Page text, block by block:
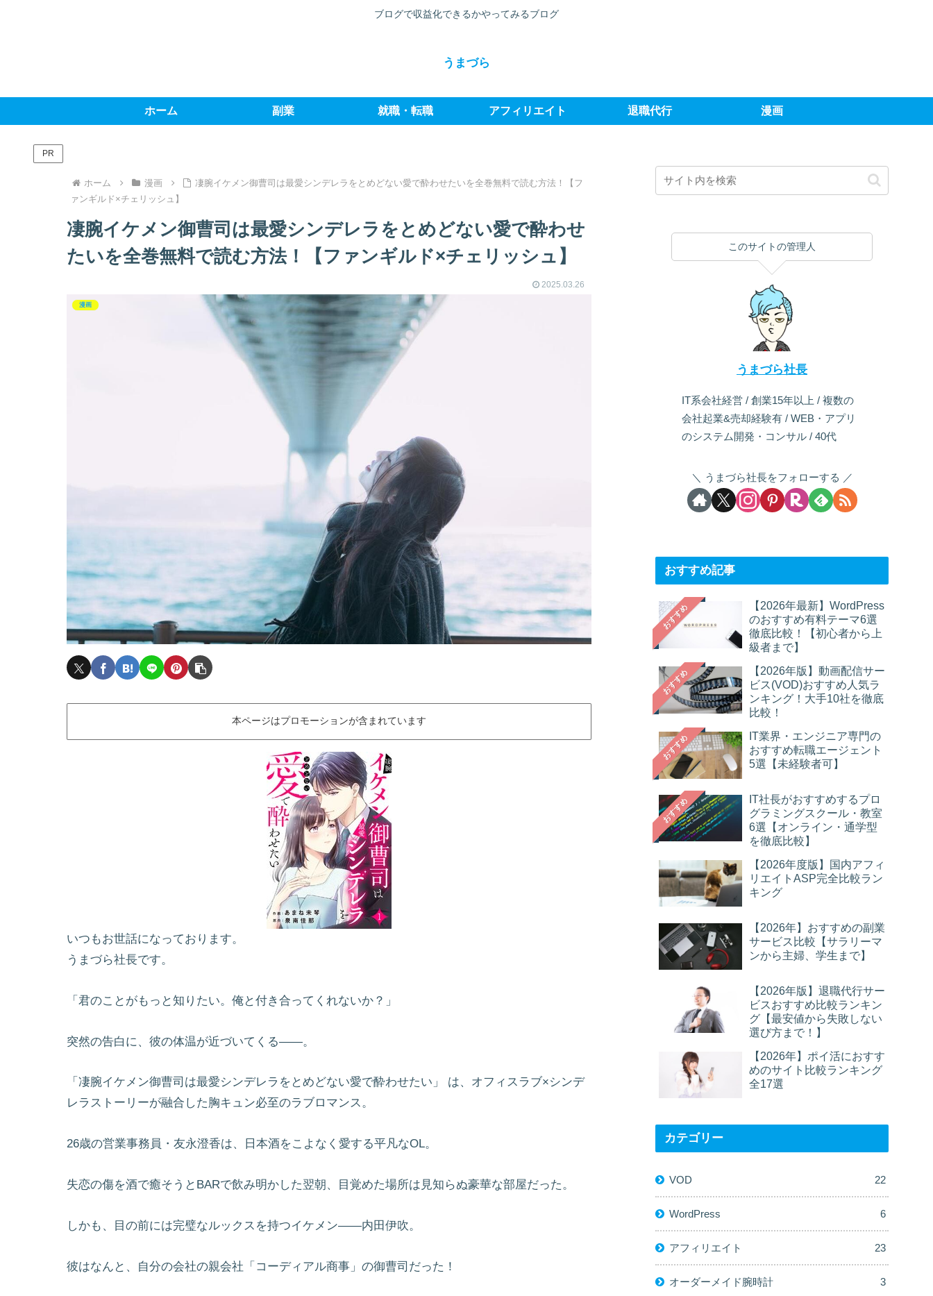
ブログで収益化できるかやってみるブログ
うまづら
ホーム 副業 就職・転職 アフィリエイト 退職代行 漫画
PR
ホーム 漫画
凄腕イケメン御曹司は最愛シンデレラをとめどない愛で酔わせたいを全巻無料で読む方法！【フ
ァンギルド×チェリッシュ】
凄腕イケメン御曹司は最愛シンデレラをとめどない愛で酔わせ
たいを全巻無料で読む方法！【ファンギルド×チェリッシュ】
2025.03.26
漫画
本ページはプロモーションが含まれています
いつもお世話になっております。
うまづら社長です。
「君のことがもっと知りたい。俺と付き合ってくれないか？」
突然の告白に、彼の体温が近づいてくる――。
「凄腕イケメン御曹司は最愛シンデレラをとめどない愛で酔わせたい」 は、オフィスラブ×シンデ
レラストーリーが融合した胸キュン必至のラブロマンス。
26歳の営業事務員・友永澄香は、日本酒をこよなく愛する平凡なOL。
失恋の傷を酒で癒そうとBARで飲み明かした翌朝、目覚めた場所は見知らぬ豪華な部屋だった。
しかも、目の前には完璧なルックスを持つイケメン――内田伊吹。
彼はなんと、自分の会社の親会社「コーディアル商事」の御曹司だった！
このサイトの管理人
うまづら社長
IT系会社経営 / 創業15年以上 / 複数の
会社起業&売却経験有 / WEB・アプリ
のシステム開発・コンサル / 40代
うまづら社長をフォローする
おすすめ記事
おすすめ
【2026年最新】WordPress
のおすすめ有料テーマ6選
徹底比較！【初心者から上
級者まで】
おすすめ
【2026年版】動画配信サー
ビス(VOD)おすすめ人気ラ
ンキング！大手10社を徹底
比較！
おすすめ
IT業界・エンジニア専門の
おすすめ転職エージェント
5選【未経験者可】
おすすめ
IT社長がおすすめするプロ
グラミングスクール・教室
6選【オンライン・通学型
を徹底比較】
【2026年度版】国内アフィ
リエイトASP完全比較ラン
キング
【2026年】おすすめの副業
サービス比較【サラリーマ
ンから主婦、学生まで】
【2026年版】退職代行サー
ビスおすすめ比較ランキン
グ【最安値から失敗しない
選び方まで！】
【2026年】ポイ活におすす
めのサイト比較ランキング
全17選
カテゴリー
VOD 22
WordPress 6
アフィリエイト 23
オーダーメイド腕時計 3